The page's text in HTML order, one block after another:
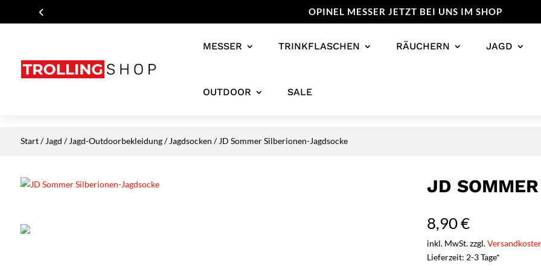
OPINEL MESSER JETZT BEI UNS IM SHOP
MESSER TRINKFLASCHEN RÄUCHERN JAGD
OUTDOOR SALE
Start/ Jagd / Jagd-Outdoorbekleidung/ Jagdsocken / JD Sommer Silberionen-Jagdsocke
JD
8,90€
inkl. MwSt. zzgl.
Lieferzeit: 2-3 Tage*